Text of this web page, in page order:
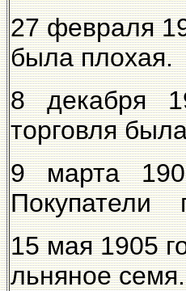
27 февраля
была плохая.
8 декабря
торговля
9 марта
Покупатели
15 мая 1905
льняное семя.